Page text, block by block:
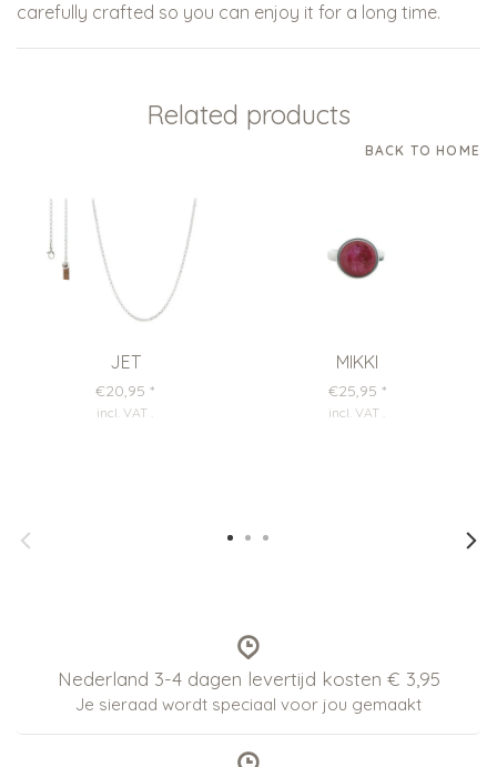
carefully crafted so you can enjoy it for a long time.
Related products
BACK TO HOME
JET
€20,95 *
incl. VAT
MIKKI
€25,95 *
incl. VAT
Nederland 3-4 dagen levertijd kosten € 3,95
Je sieraad wordt speciaal voor jou gemaakt